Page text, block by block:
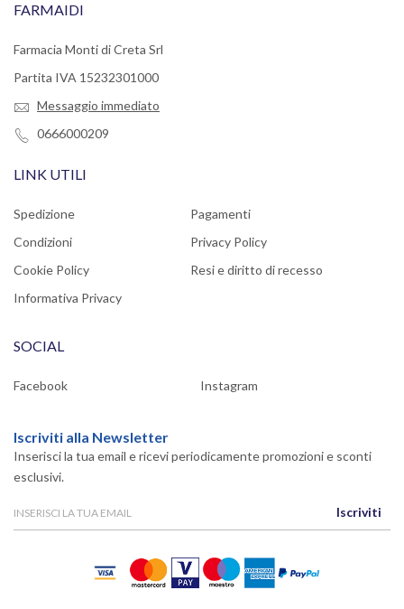
FARMAIDI
Farmacia Monti di Creta Srl
Partita IVA 15232301000
Messaggio immediato
0666000209
LINK UTILI
Spedizione
Pagamenti
Condizioni
Privacy Policy
Cookie Policy
Resi e diritto di recesso
Informativa Privacy
SOCIAL
Facebook Instagram
Iscriviti alla Newsletter
Inserisci la tua email e ricevi periodicamente promozioni e sconti
esclusivi.
Iscriviti